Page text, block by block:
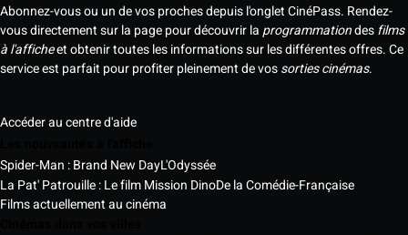
Abonnez-vous ou un de vos proches depuis l'onglet CinéPass. Rendez-
vous directement sur la page pour découvrir laprogrammationdesfilms
à l'afficheet obtenir toutes les informations sur les différentes offres. Ce
service est parfait pour profiter pleinement de vossorties cinémas.
Accéder au centre d'aide
Spider-Man : Brand New DayL'Odyssée
La Pat' Patrouille : Le film Mission DinoDe la Comédie-Française
Films actuellement au cinéma